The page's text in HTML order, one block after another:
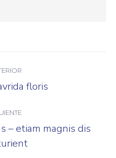
Publicación
floris
Publicación
siguiente:
– etiam magnis dis